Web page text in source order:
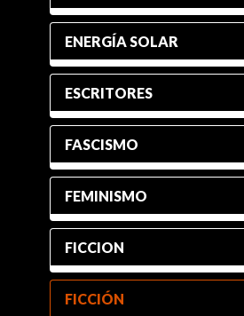
ENERGÍA SOLAR
ESCRITORES
FASCISMO
FEMINISMO
FICCION
FICCIÓN